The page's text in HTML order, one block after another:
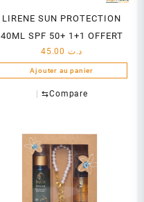
LIRENE SUN PROTECTION
40ML SPF 50+ 1+1 OFFERT
د.ت
Ajouter au panier
⇆Compare